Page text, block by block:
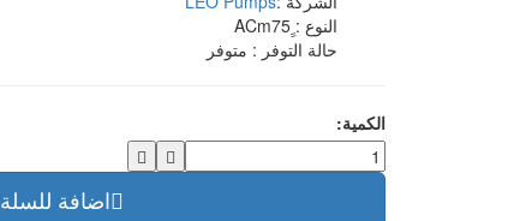
النوع :
حالة التوفر : متوفر
الكمية:
اضافة للسلة